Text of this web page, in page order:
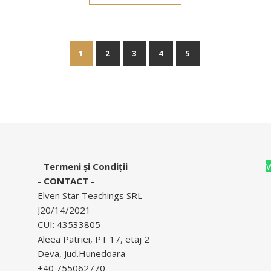
1 2 3 4 5
- Termeni și Condiții -
- CONTACT -
Elven Star Teachings SRL
J20/14/2021
CUI: 43533805
Aleea Patriei, PT 17, etaj 2
Deva, Jud.Hunedoara
+40 755062770